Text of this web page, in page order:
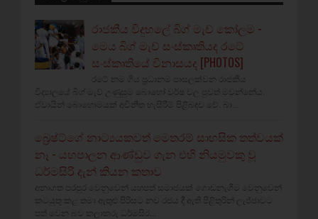
රාජකීය විදුහලේ බිග් මැච් කෝලම -
මෙය බිග් මැච් සංස්කෘතියද රටේ
සංස්කෘතියේ විනාසයද [PHOTOS]
රටේ නම ගිය ප්‍රධානම පාසලක්වන රාජකීය
විද්‍යාලයේ බිග් මැච් උණුසුම බොහෝ වර්ෂ වල පුවත් මවන්නේය.
ඒවායින් බොහොමයක් අවිනීත හැසිරීම් පිළිබඳව වේ. බා...
බ්‍රෙෂ්ට්ගේ නාට්‍යයකවත් මෙතරම් සාහසික තත්වයක්
නෑ - යහපාලන ආණ්ඩුව ගැන එහි නියමුවකු වූ
ධර්මසිරි දැන් කියන කතාව
අනාගත පරපුර වෙනුවෙන් යහපත් සමාජයක් ගොඩනැගීම වෙනුවෙන්
කටයුතු කළ තමා ඇතුළු පිරිසට නව රජය දී ඇති පිළිතුරින් ලැජ්ජාවට
පත් වෙන බව කලාකරු ධර්මසිර...